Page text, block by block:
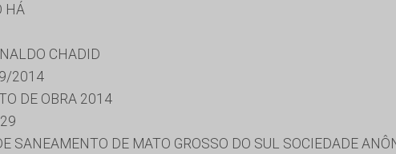
HÁ
CHADID
2014
DE OBRA 2014
SANEAMENTO DE MATO GROSSO DO SUL SOCIEDADE